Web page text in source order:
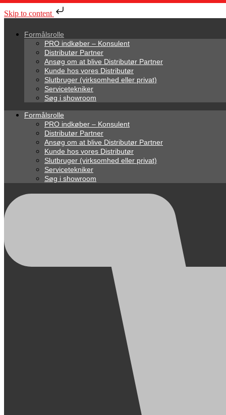
Skip to content
Formålsrolle
PRO indkøber – Konsulent
Distributør Partner
Ansøg om at blive Distributør Partner
Kunde hos vores Distributør
Slutbruger (virksomhed eller privat)
Servicetekniker
Søg i showroom
Formålsrolle
PRO indkøber – Konsulent
Distributør Partner
Ansøg om at blive Distributør Partner
Kunde hos vores Distributør
Slutbruger (virksomhed eller privat)
Servicetekniker
Søg i showroom